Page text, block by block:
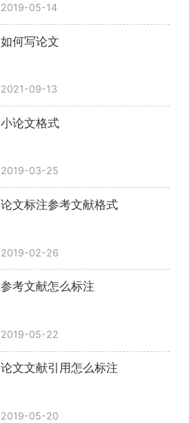
2019-05-14
如何写论文
2021-09-13
小论文格式
2019-03-25
论文标注参考文献格式
2019-02-26
参考文献怎么标注
2019-05-22
论文文献引用怎么标注
2019-05-20